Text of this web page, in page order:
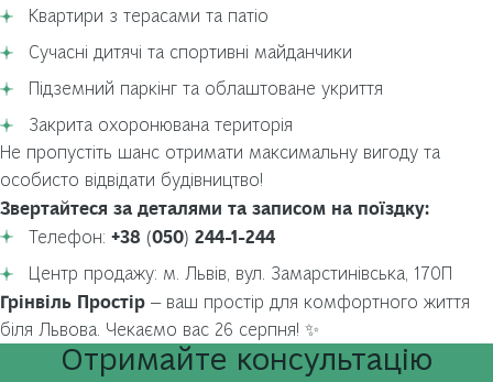
Квартири з терасами та патіо
Сучасні дитячі та спортивні майданчики
Підземний паркінг та облаштоване укриття
Закрита охоронювана територія
Не пропустіть шанс отримати максимальну вигоду та
особисто відвідати будівництво!
Звертайтеся за деталями та записом на поїздку:
Телефон: +38 (050) 244-1-244
Центр продажу: м. Львів, вул. Замарстинівська, 170П
Грінвіль Простір — ваш простір для комфортного життя
біля Львова. Чекаємо вас 26 серпня! ✨
Отримайте консультацію